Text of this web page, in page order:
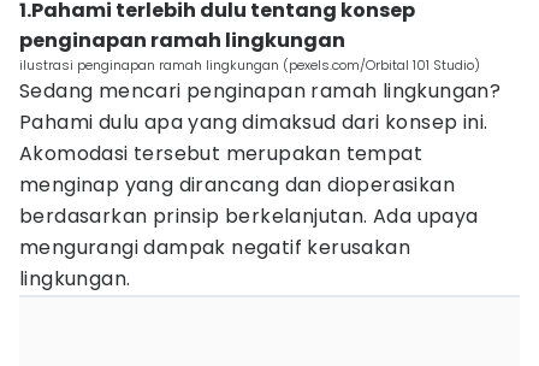
1.Pahami terlebih dulu tentang konsep
penginapan ramah lingkungan
ilustrasi penginapan ramah lingkungan (pexels.com/Orbital 101 Studio)
Sedang mencari penginapan ramah lingkungan?
Pahami dulu apa yang dimaksud dari konsep ini.
Akomodasi tersebut merupakan tempat
menginap yang dirancang dan dioperasikan
berdasarkan prinsip berkelanjutan. Ada upaya
mengurangi dampak negatif kerusakan
lingkungan.